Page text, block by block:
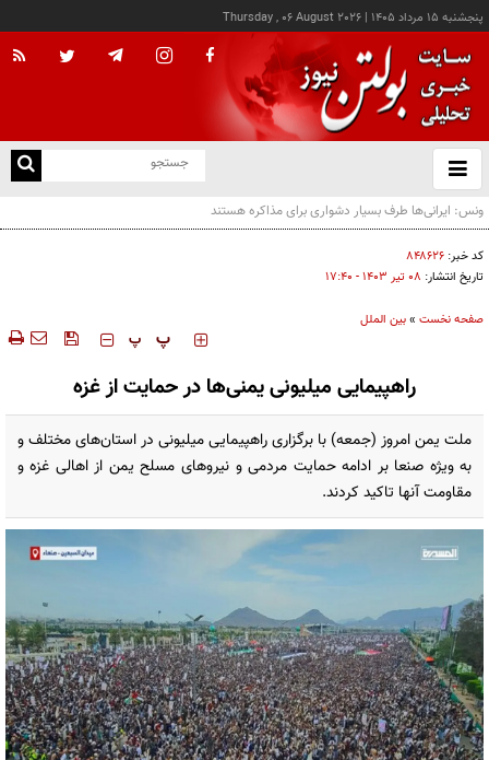
پنجشنبه ۱۵ مرداد ۱۴۰۵ |
Thursday , 06 August 2026
باز
و
رویترز: هشدار صریح ایران خطر شروع جنگ را متوقف کرد
کد خبر: ۸۴۸۶۲۶
تاریخ انتشار: ۰۸ تير ۱۴۰۳ - ۱۷:۴۰
صفحه نخست »بین الملل
‍‍‍ پ پ
راهپیمایی میلیونی یمنی‌ها در حمایت از غزه
ملت یمن امروز (جمعه) با برگزاری راهپیمایی میلیونی در استان‌های مختلف و
به ویژه صنعا بر ادامه حمایت مردمی و نیروهای مسلح یمن از اهالی غزه و
مقاومت آنها تاکید کردند.